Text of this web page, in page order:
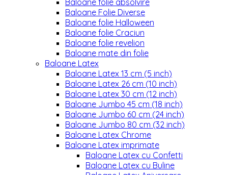
Baloane folie absolvire
Baloane Folie Diverse
Baloane folie Halloween
Baloane folie Craciun
Baloane folie revelion
Baloane mate din folie
Baloane Latex
Baloane Latex 13 cm (5 inch)
Baloane Latex 26 cm (10 inch)
Baloane Latex 30 cm (12 inch)
Baloane Jumbo 45 cm (18 inch)
Baloane Jumbo 60 cm (24 inch)
Baloane Jumbo 80 cm (32 inch)
Baloane Latex Chrome
Baloane Latex imprimate
Baloane Latex cu Confetti
Baloane Latex cu Buline